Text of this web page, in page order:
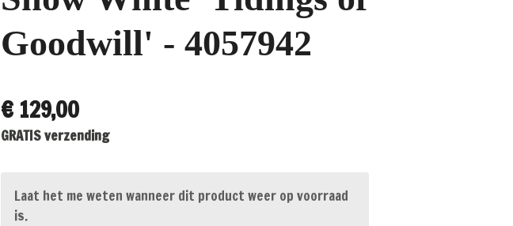
Goodwill' - 4057942
€ 129,00
GRATIS verzending
Laat het me weten wanneer dit product weer op voorraad
is.